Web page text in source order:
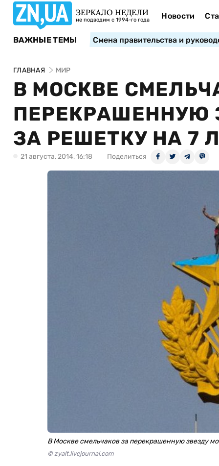
ЗЕРКАЛО НЕДЕЛИ
не подводим с 1994-го года Новости
ВАЖНЫЕ ТЕМЫ Смена правительства и
ГЛАВНАЯ МИР
В МОСКВЕ
ПЕРЕКРАШЕННУЮ
ЗА РЕШЕТКУ НА 7
21 августа, 2014, 16:18 Поделиться
В Москве смельчаков за перекрашенную звезду
© zyalt.livejournal.com